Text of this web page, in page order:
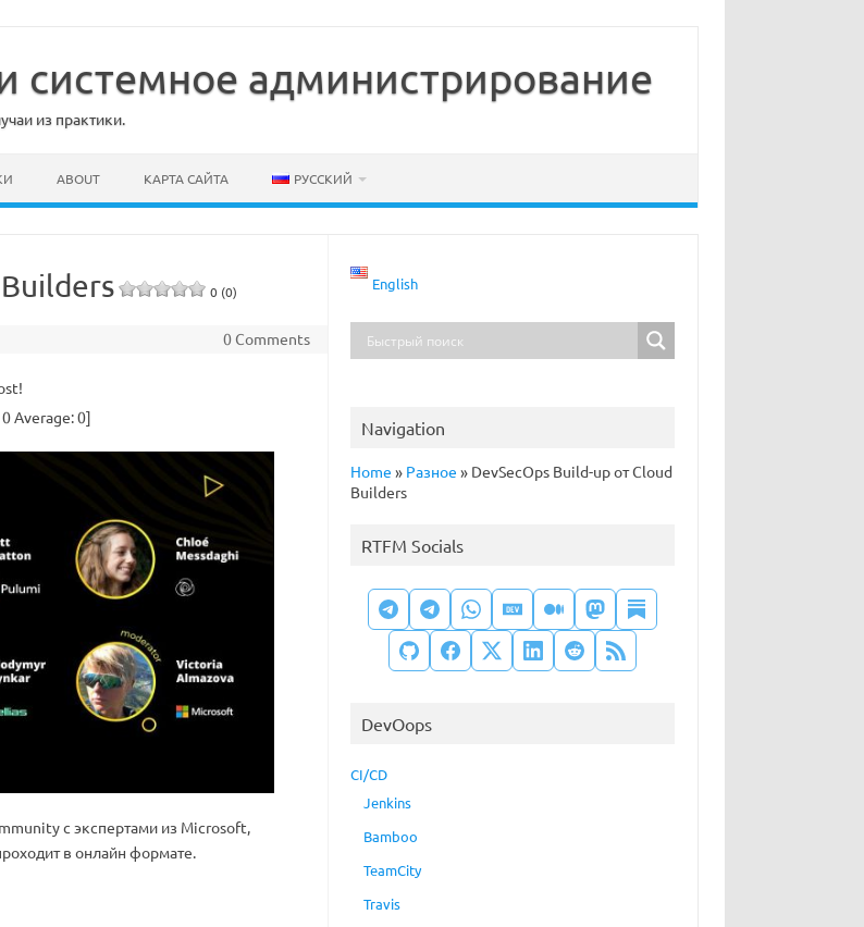
системное администрирование
из практики.
ABOUT КАРТА САЙТА РУССКИЙ
0 (0)
0 Comments
0Average:0]
с экспертами из Microsoft,
в онлайн формате.
English
Navigation
Home » Разное » DevSecOps Build-up от Cloud
Builders
RTFM Socials
DevOops
CI/CD
Jenkins
Bamboo
TeamCity
Travis